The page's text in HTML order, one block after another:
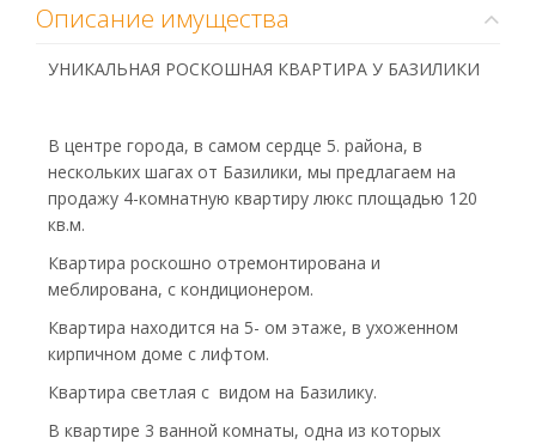
Описание имущества
УНИКАЛЬНАЯ РОСКОШНАЯ КВАРТИРА У БАЗИЛИКИ
В центре города, в самом сердце 5. района, в
нескольких шагах от Базилики, мы предлагаем на
продажу 4-комнатную квартиру люкс площадью 120
кв.м.
Квартира роскошно отремонтированa и
меблированa, с кондиционером.
Квартира находится на 5- oм этаже, в ухоженном
кирпичном доме с лифтом.
Квартира светлая c видом на Базилику.
В квартире 3 ванной комнаты, однa из которых